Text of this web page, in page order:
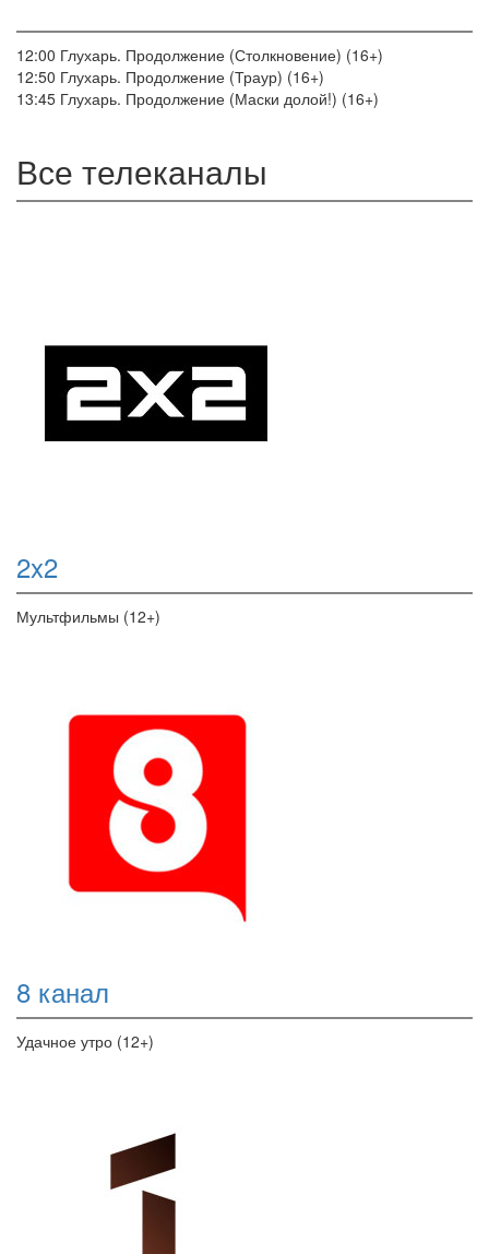
12:00 Глухарь. Продолжение (Столкновение) (16+)
12:50 Глухарь. Продолжение (Траур) (16+)
13:45 Глухарь. Продолжение (Маски долой!) (16+)
Все телеканалы
2x2
Мультфильмы (12+)
8 канал
Удачное утро (12+)